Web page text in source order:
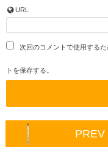
URL
次回のコメントで使用する
トを保存する。
PREV